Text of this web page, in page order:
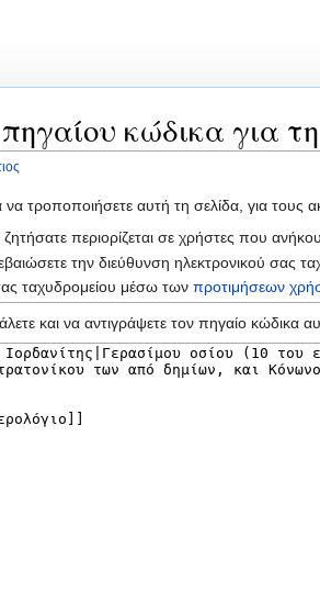
κώδικα για
να τροποποιήσετε αυτή τη σελίδα, για τους
ζητήσατε περιορίζεται σε χρήστες που
την διεύθυνση ηλεκτρονικού σας
ταχυδρομείου μέσω τωνπροτιμήσεων
και να αντιγράψετε τον πηγαίο κώδικα